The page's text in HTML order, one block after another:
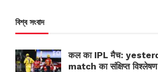
বিশ্ব সংবাদ
कल का IPL मैच:
match का संक्षिप्त विश्लेषण